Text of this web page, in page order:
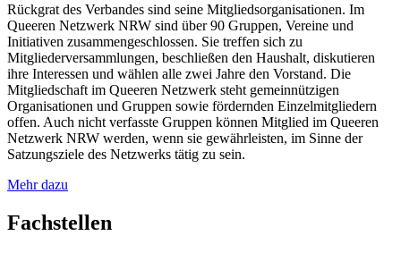
Rückgrat des Verbandes sind seine Mitgliedsorganisationen. Im
Queeren Netzwerk NRW sind über 90 Gruppen, Vereine und
Initiativen zusammengeschlossen. Sie treffen sich zu
Mitgliederversammlungen, beschließen den Haushalt, diskutieren
ihre Interessen und wählen alle zwei Jahre den Vorstand. Die
Mitgliedschaft im Queeren Netzwerk steht gemeinnützigen
Organisationen und Gruppen sowie fördernden Einzelmitgliedern
offen. Auch nicht verfasste Gruppen können Mitglied im Queeren
Netzwerk NRW werden, wenn sie gewährleisten, im Sinne der
Satzungsziele des Netzwerks tätig zu sein.
Mehr dazu
Fachstellen